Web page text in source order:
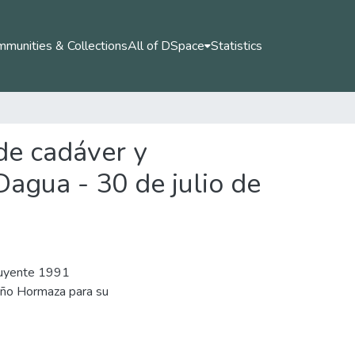
& CollectionsAll of DSpace Statistics
cadáver y
- 30 de julio de
1991
Hormaza para su